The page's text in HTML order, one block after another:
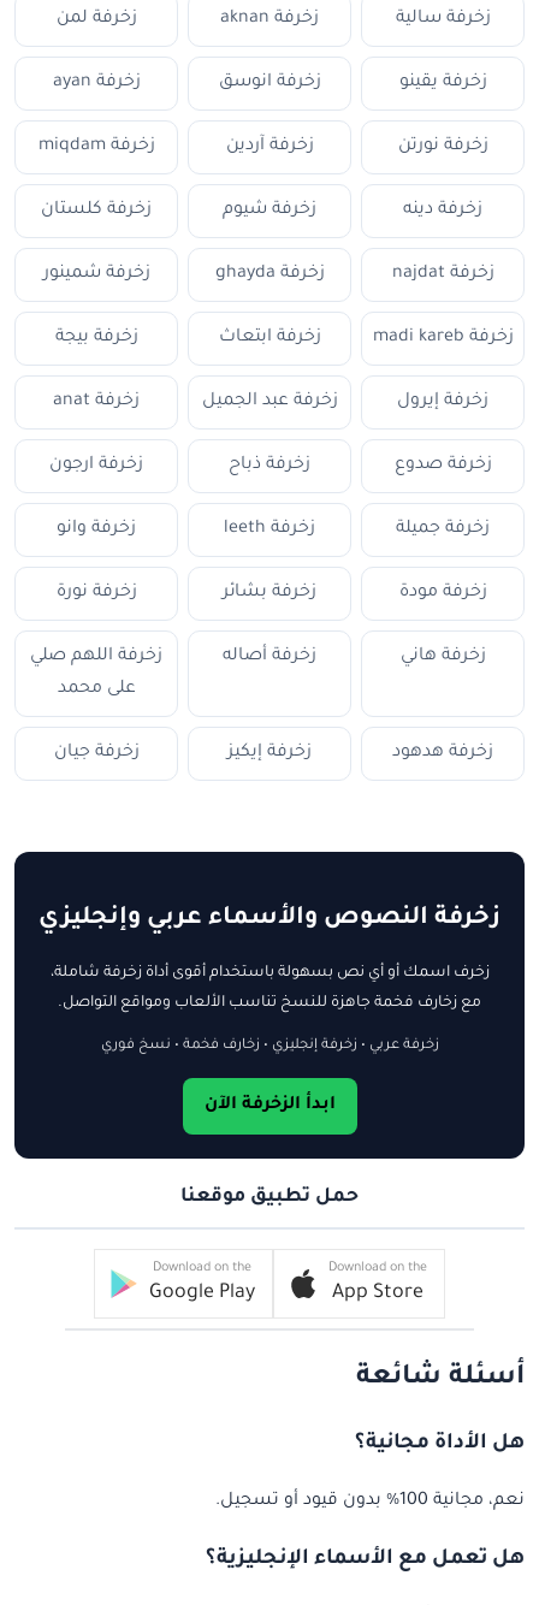
زخرفة سالية زخرفة aknan زخرفة لمن
زخرفة يقينو زخرفة انوسق زخرفة ayan
زخرفة نورتن زخرفة آردين زخرفة miqdam
زخرفة دينه زخرفة شيوم زخرفة كلستان
زخرفة najdat زخرفة ghayda زخرفة شمينور
زخرفة madi kareb زخرفة ابتعاث زخرفة بيجة
زخرفة إيرول زخرفة عبد الجميل زخرفة anat
زخرفة صدوع زخرفة ذباح زخرفة ارجون
زخرفة جميلة زخرفة leeth زخرفة وانو
زخرفة مودة زخرفة بشائر زخرفة نورة
زخرفة هاني زخرفة أصاله
زخرفة اللهم صلي
على محمد
زخرفة هدهود زخرفة إيكيز زخرفة جيان
زخرفة النصوص والأسماء عربي وإنجليزي
زخرف اسمك أو أي نص بسهولة باستخدام أقوى أداة زخرفة شاملة،
مع زخارف فخمة جاهزة للنسخ تناسب الألعاب ومواقع التواصل.
زخرفة عربي • زخرفة إنجليزي • زخارف فخمة • نسخ فوري
ابدأ الزخرفة الآن
حمل تطبيق موقعنا
Download on the
App Store
Download on the
Google Play
أسئلة شائعة
هل الأداة مجانية؟
نعم، مجانية 100% بدون قيود أو تسجيل.
هل تعمل مع الأسماء الإنجليزية؟